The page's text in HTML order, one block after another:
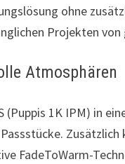
ohne
Projekten
Atmosphären
(Puppis 1K IPM) in
Zusätzlich
FadeToWarm-